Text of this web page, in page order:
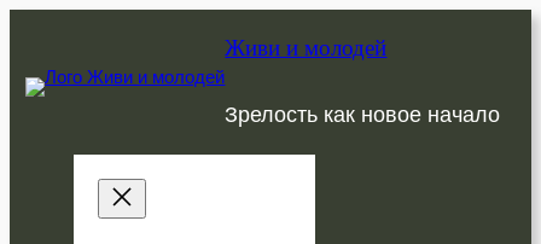
содержимому
Живи и молодей
Зрелость как новое начало